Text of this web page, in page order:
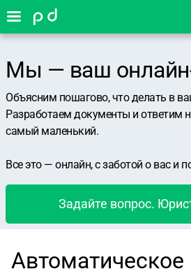
Мы — ваш онлайн-
Объясним пошагово, что делать в
Разработаем документы и ответим
самый маленький.
Все это — онлайн, с заботой о вас и
Задайте вопрос.
Автоматическое